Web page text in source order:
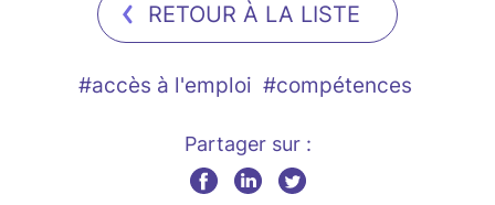
RETOUR À LA LISTE
#accès à l'emploi #compétences
Partager sur :